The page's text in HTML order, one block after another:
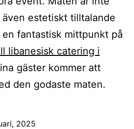
estetiskt tilltalande
fantastisk mittpunkt på
libanesisk catering i
gäster kommer att
den godaste maten.
2025